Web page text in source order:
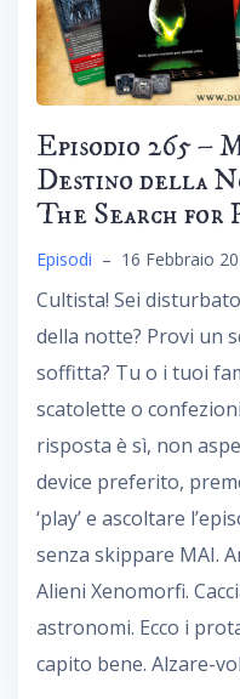
Episodio 265
Destino della
The Search for
Episodi – 16 Febbraio
Cultista! Sei
della notte? Provi un
soffitta? Tu o i tuoi
scatolette o
risposta è sì, non
device preferito,
‘play’ e ascoltare
senza skippare MAI.
Alieni Xenomorfi.
astronomi. Ecco i
capito bene. Alzare-